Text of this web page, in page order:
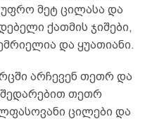
უფრო მეტ ცილასა და
ქათმის ჯიშები,
და ყუათიანი.
არჩევენ თეთრ და
თეთრ
ცილები და